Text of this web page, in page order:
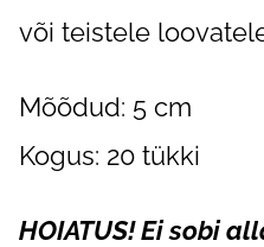
või teistele
Mõõdud: 5 cm
Kogus: 20 tükki
HOIATUS! Ei sobi